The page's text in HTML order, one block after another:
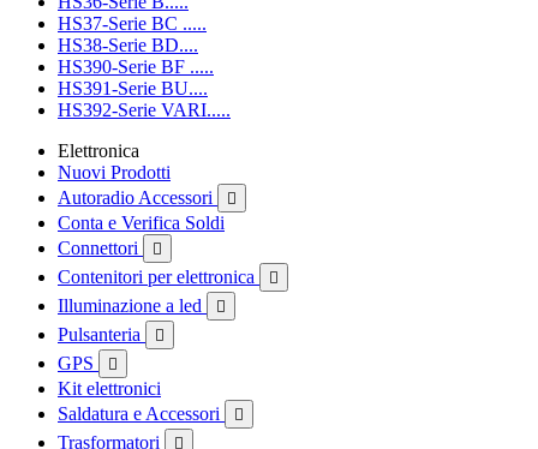
HS37-Serie BC .....
HS38-Serie BD....
HS390-Serie BF .....
HS391-Serie BU....
HS392-Serie VARI.....
Elettronica
Nuovi Prodotti
Autoradio Accessori

Conta e Verifica Soldi
Connettori

Contenitori per elettronica 
Illuminazione a led 
Pulsanteria 
GPS 
Kit elettronici
Saldatura e Accessori

Trasformatori 